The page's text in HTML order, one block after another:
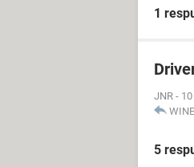
1
JNR -
5